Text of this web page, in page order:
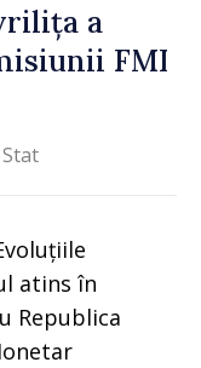
a
FMI
atins în
Republica